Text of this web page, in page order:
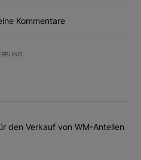
Kommentare
am meisten kommentierten
"Fifa verwirft Pläne für den
den Verkauf von WM-Anteilen